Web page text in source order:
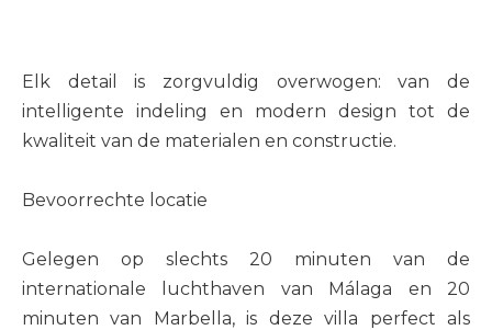
Elk detail is zorgvuldig overwogen: van de
intelligente indeling en modern design tot de
kwaliteit van de materialen en constructie.
Bevoorrechte locatie
Gelegen op slechts 20 minuten van de
internationale luchthaven van Málaga en 20
minuten van Marbella, is deze villa perfect als